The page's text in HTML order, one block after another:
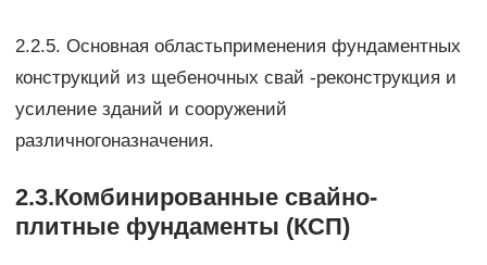
2.2.5. Основная областьприменения фундаментных
конструкций из щебеночных свай -реконструкция и
усиление зданий и сооружений
различногоназначения.
2.3.Комбинированные свайно-
плитные фундаменты (КСП)